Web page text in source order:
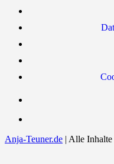
Anja-Teuner.de | Alle